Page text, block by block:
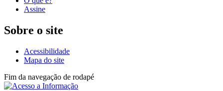
Assine
Sobre o site
Acessibilidade
Mapa do site
Fim da navegação de rodapé